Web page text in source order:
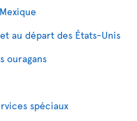
au départ des États-Unis
ouragans
spéciaux